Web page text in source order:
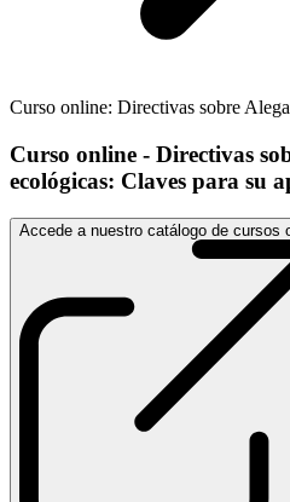
Curso online: Directivas sobre
Curso online - Directivas
ecológicas: Claves para su
Accede a nuestro catálogo de cursos